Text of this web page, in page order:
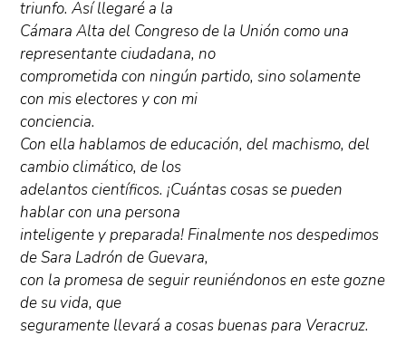
triunfo. Así llegaré a la
Cámara Alta del Congreso de la Unión como una
representante ciudadana, no
comprometida con ningún partido, sino solamente
con mis electores y con mi
conciencia.
Con ella hablamos de educación, del machismo, del
cambio climático, de los
adelantos científicos. ¡Cuántas cosas se pueden
hablar con una persona
inteligente y preparada! Finalmente nos despedimos
de Sara Ladrón de Guevara,
con la promesa de seguir reuniéndonos en este gozne
de su vida, que
seguramente llevará a cosas buenas para Veracruz.